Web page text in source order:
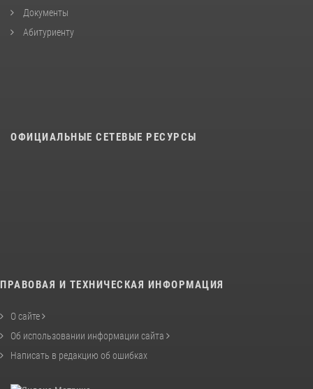
Документы
Абитуриенту
ОФИЦИАЛЬНЫЕ СЕТЕВЫЕ РЕСУРСЫ
ПРАВОВАЯ И ТЕХНИЧЕСКАЯ ИНФОРМАЦИЯ
О сайте
Об использовании информации сайта
Написать в редакцию об ошибках